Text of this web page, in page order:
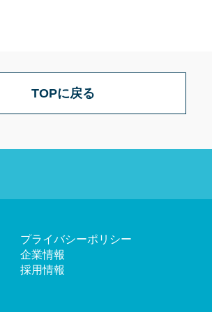
TOPに戻る
プライバシーポリシー
企業情報
採用情報